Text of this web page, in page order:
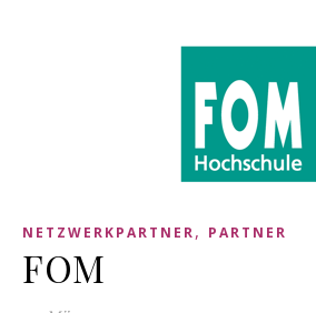
NETZWERKPARTNER, PARTNER
FOM